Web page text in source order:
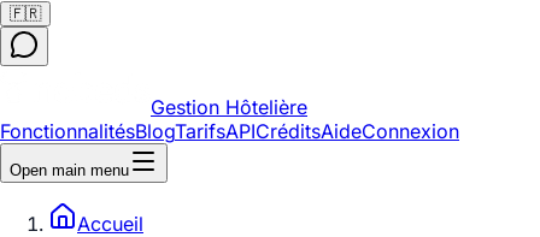
🇫🇷
Gestion Hôtelière
FonctionnalitésBlogTarifsAPICréditsAideConnexion
Open main menu
Accueil